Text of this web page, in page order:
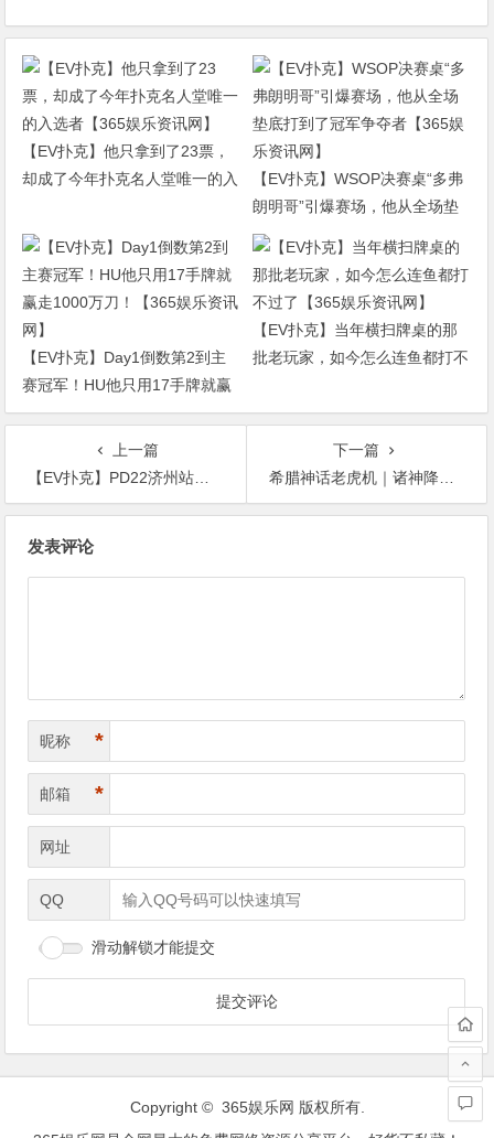
【EV扑克】他只拿到了23票，
却成了今年扑克名人堂唯一的入
【EV扑克】WSOP决赛桌“多弗
朗明哥”引爆赛场，他从全场垫
底打到了冠军争夺者【365娱乐
【EV扑克】Day1倒数第2到主
赛冠军！HU他只用17手牌就赢
走1000万刀！【365娱乐资讯
【EV扑克】当年横扫牌桌的那
批老玩家，如今怎么连鱼都打不
上一篇
【EV扑克】PD22济州站｜主赛FT诞生，何俊杰领衔4名中国选手决战决赛圈；QQPK战队“暖暖”从短码逆袭到QQPK大师赛季军，J High抓诈成经典！【365娱乐资讯网】
下一篇
希腊神话老虎机｜诸神降临，神话与大奖的交汇【365娱乐资讯网】
发表评论
昵称 *
邮箱 *
网址
QQ
滑动解锁才能提交
Copyright © 365娱乐网 版权所有.